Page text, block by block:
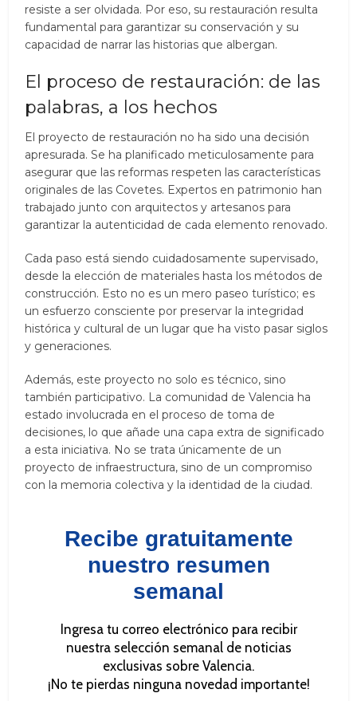
resiste a ser olvidada. Por eso, su restauración resulta
fundamental para garantizar su conservación y su
capacidad de narrar las historias que albergan.
El proceso de restauración: de las
palabras, a los hechos
El proyecto de restauración no ha sido una decisión
apresurada. Se ha planificado meticulosamente para
asegurar que las reformas respeten las características
originales de las Covetes. Expertos en patrimonio han
trabajado junto con arquitectos y artesanos para
garantizar la autenticidad de cada elemento renovado.
Cada paso está siendo cuidadosamente supervisado,
desde la elección de materiales hasta los métodos de
construcción. Esto no es un mero paseo turístico; es
un esfuerzo consciente por preservar la integridad
histórica y cultural de un lugar que ha visto pasar siglos
y generaciones.
Además, este proyecto no solo es técnico, sino
también participativo. La comunidad de Valencia ha
estado involucrada en el proceso de toma de
decisiones, lo que añade una capa extra de significado
a esta iniciativa. No se trata únicamente de un
proyecto de infraestructura, sino de un compromiso
con la memoria colectiva y la identidad de la ciudad.